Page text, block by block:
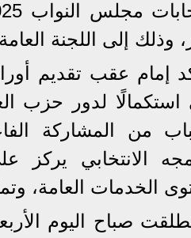
وذلك إلى اللجنة
إمام عقب تقديم
استكمالًا لدور حزب
من المشاركة
الانتخابي يركز
الخدمات العامة،
صباح اليوم